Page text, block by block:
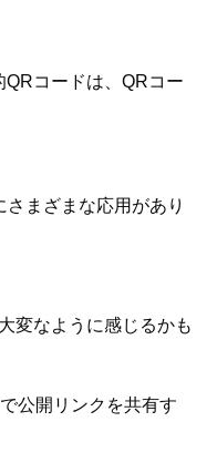
コードは、QRコー
まざまな応用があり
変なように感じるかも
公開リンクを共有す